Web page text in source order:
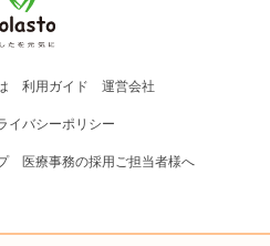
利用ガイド 運営会社
イバシーポリシー
医療事務の採用ご担当者様へ